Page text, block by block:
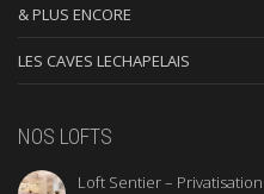
& PLUS ENCORE
LES CAVES LECHAPELAIS
NOS LOFTS
Loft Sentier –